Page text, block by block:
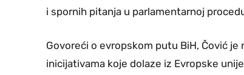
i spornih pitanja u parlamentarnoj
Govoreći o evropskom putu BiH, Čović
inicijativama koje dolaze iz Evropske